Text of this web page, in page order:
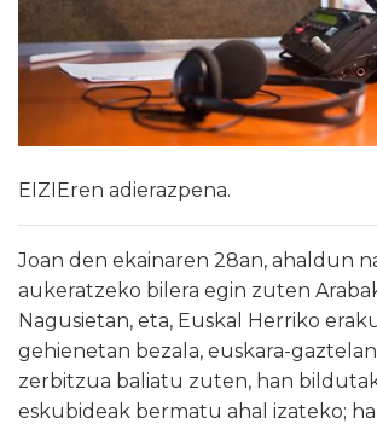
EIZIEren adierazpena.
Joan den ekainaren 28an, ahaldun
aukeratzeko bilera egin zuten
Nagusietan, eta, Euskal Herriko
gehienetan bezala, euskara-
zerbitzua baliatu zuten, han
eskubideak bermatu ahal izateko;